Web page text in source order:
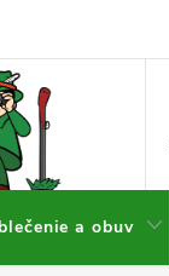
a obuv